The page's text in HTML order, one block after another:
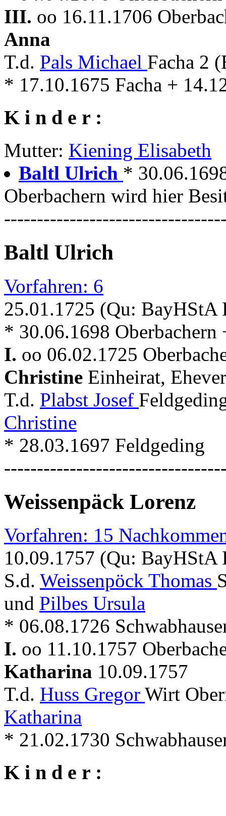
III. oo 16.11.1706
Anna
T.d. Pals Michael Facha 2
* 17.10.1675 Facha +
K i n d e r :
Mutter: Kiening Elisabeth
Baltl Ulrich *
Oberbachern wird hier
Baltl Ulrich
Vorfahren: 6
25.01.1725 (Qu:
* 30.06.1698 Oberbachern
I. oo 06.02.1725
Christine Einheirat,
T.d. Plabst Josef
Christine
* 28.03.1697 Feldgeding
Weissenpäck Lorenz
Vorfahren: 15
10.09.1757 (Qu:
S.d. Weissenpöck Thomas
und Pilbes Ursula
* 06.08.1726
I. oo 11.10.1757
Katharina 10.09.1757
T.d. Huss Gregor Wirt
Katharina
* 21.02.1730
K i n d e r :